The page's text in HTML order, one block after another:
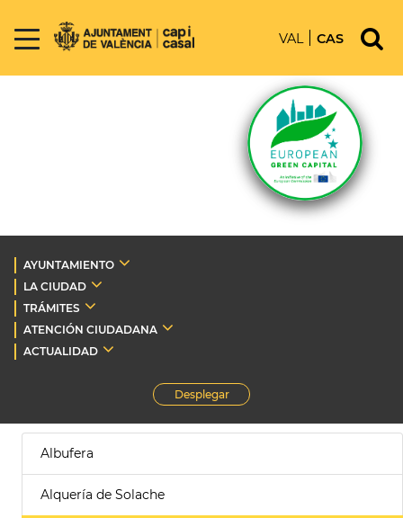
VAL CAS
AYUNTAMIENTO
LA CIUDAD
TRÁMITES
ATENCIÓN CIUDADANA
ACTUALIDAD
Desplegar
Albufera
Alquería de Solache